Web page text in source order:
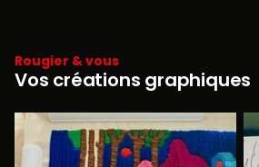
Rougier & vous
Vos créations graphiques